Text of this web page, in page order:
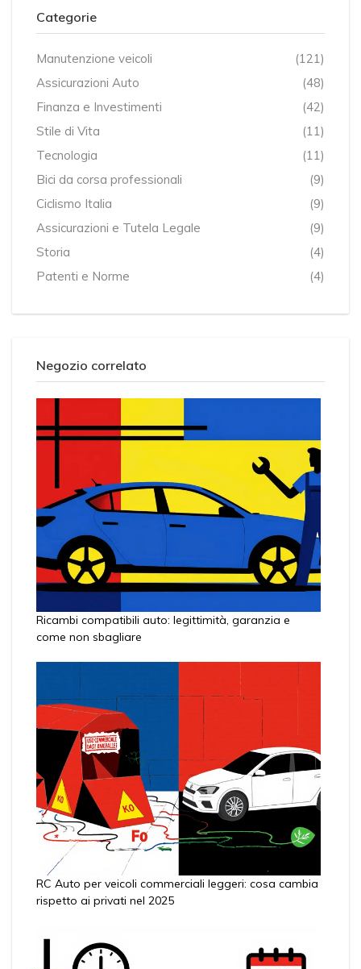
Categorie
Manutenzione veicoli
(121)
Assicurazioni Auto
(48)
Finanza e Investimenti
(42)
Stile di Vita
(11)
Tecnologia
(11)
Bici da corsa professionali
(9)
Ciclismo Italia
(9)
Assicurazioni e Tutela Legale
(9)
Storia
(4)
Patenti e Norme
(4)
Negozio correlato
Ricambi compatibili auto: legittimità, garanzia e
come non sbagliare
RC Auto per veicoli commerciali leggeri: cosa cambia
rispetto ai privati nel 2025